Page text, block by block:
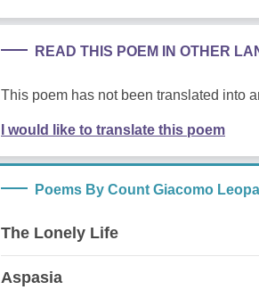
READ THIS POEM IN OTHER
This poem has not been translated into
I would like to translate this poem
Poems By Count Giacomo
The Lonely Life
Aspasia